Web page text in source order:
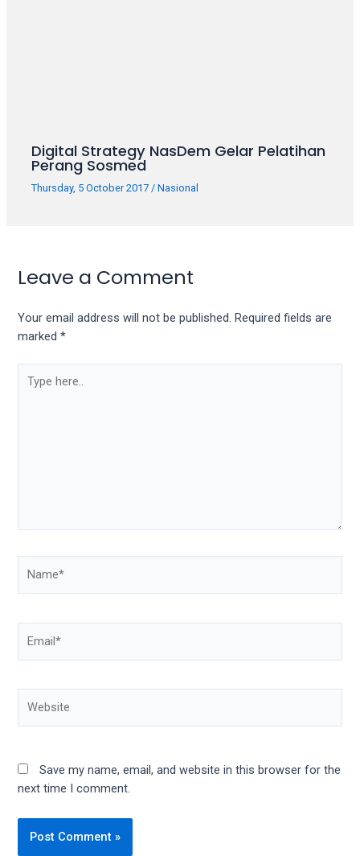
Digital Strategy NasDem Gelar Pelatihan
Perang Sosmed
Thursday, 5 October 2017/Nasional
Leave a Comment
Your email address will not be published. Required fields are
marked*
here..
Save my name, email, and website in this browser for the
next time I comment.